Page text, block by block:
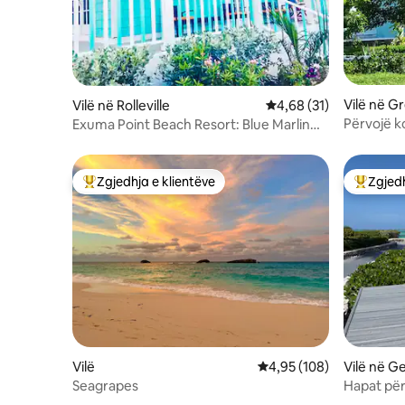
Vilë në Rolleville Vlerësimi mesatar
4,68 (31)
Exuma Point Beach Resort: Blue Marlin
Vilë në
Përvojë
Më të mirat e zgjedhjeve të klientëve
Zgjedhja e klientëve
Vilë Vlerësimi mesatar 4,95
4,95 (108)
Seagrapes
Më të
Vilë në
Hapat